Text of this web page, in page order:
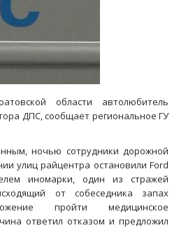
области автолюбитель
ДПС, сообщает региональное ГУ
ночью сотрудники дорожной
улиц райцентра остановили Ford
иномарки, один из стражей
от собеседника запах
пройти медицинское
ответил отказом и предложил